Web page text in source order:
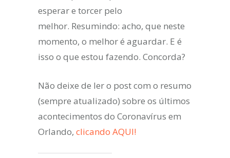
esperar e torcer pelo
melhor. Resumindo: acho, que neste
momento, o melhor é aguardar. E é
isso o que estou fazendo. Concorda?
Não deixe de ler o post com o resumo
(sempre atualizado) sobre os últimos
acontecimentos do Coronavírus em
Orlando, clicando AQUI!